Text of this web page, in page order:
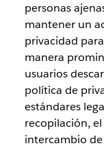
personas
mantener un
privacidad
manera
usuarios
política de
estándares
recopilación,
intercambio